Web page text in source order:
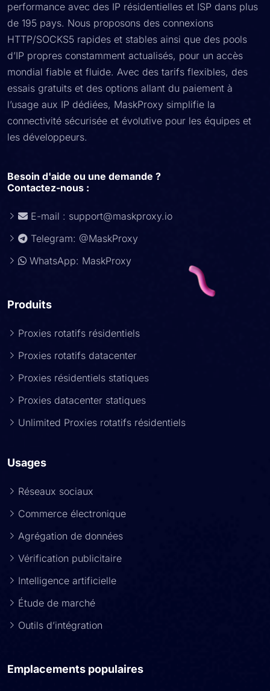
performance avec des IP résidentielles et ISP dans plus
de 195 pays. Nous proposons des connexions
HTTP/SOCKS5 rapides et stables ainsi que des pools
d’IP propres constamment actualisés, pour un accès
mondial fiable et fluide. Avec des tarifs flexibles, des
essais gratuits et des options allant du paiement à
l’usage aux IP dédiées, MaskProxy simplifie la
connectivité sécurisée et évolutive pour les équipes et
les développeurs.
Besoin d'aide ou une demande ?
Contactez-nous :
E-mail : support@maskproxy.io
Telegram: @MaskProxy
WhatsApp: MaskProxy
Produits
Proxies rotatifs résidentiels
Proxies rotatifs datacenter
Proxies résidentiels statiques
Proxies datacenter statiques
Unlimited Proxies rotatifs résidentiels
Usages
Réseaux sociaux
Commerce électronique
Agrégation de données
Vérification publicitaire
Intelligence artificielle
Étude de marché
Outils d’intégration
Emplacements populaires